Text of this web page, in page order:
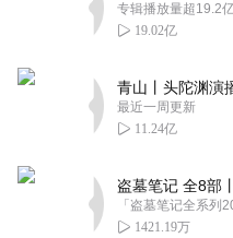
专辑播放量超19.2
19.02亿
最近一周更新
11.24亿
1421.19万